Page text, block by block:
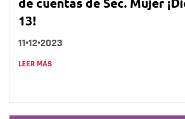
13!
11•12•2023
LEER MÁS